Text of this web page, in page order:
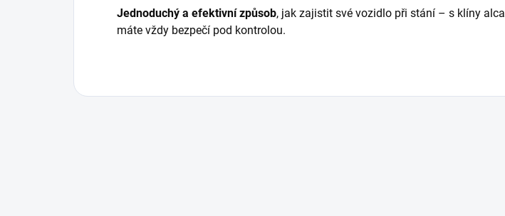
Jednoduchý a efektivní způsob, jak zajistit své vozidlo při stání – s klíny alca
máte vždy bezpečí pod kontrolou.